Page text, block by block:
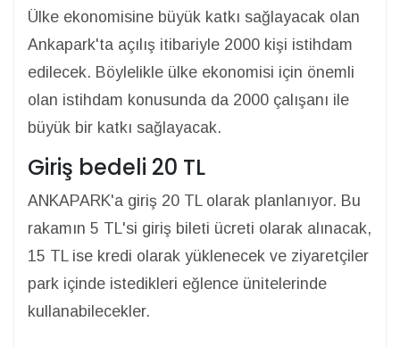
Ülke ekonomisine büyük katkı sağlayacak olan
Ankapark'ta açılış itibariyle 2000 kişi istihdam
edilecek. Böylelikle ülke ekonomisi için önemli
olan istihdam konusunda da 2000 çalışanı ile
büyük bir katkı sağlayacak.
Giriş bedeli 20 TL
ANKAPARK'a giriş 20 TL olarak planlanıyor. Bu
rakamın 5 TL'si giriş bileti ücreti olarak alınacak,
15 TL ise kredi olarak yüklenecek ve ziyaretçiler
park içinde istedikleri eğlence ünitelerinde
kullanabilecekler.